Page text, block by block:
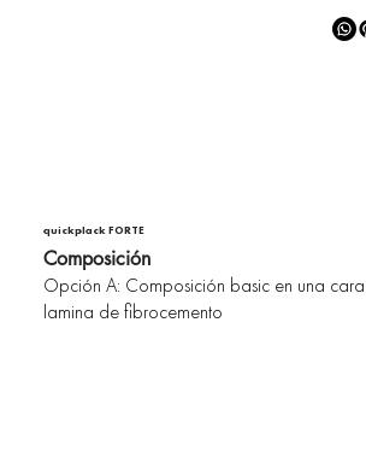
quickplack FORTE
Composición
Opción A: Composición basic en una
lamina de fibrocemento